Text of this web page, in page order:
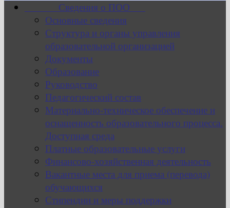
Сведения о ПОО
Основные сведения
Структура и органы управления
образовательной организацией
Документы
Образование
Руководство
Педагогический состав
Материально-техническое обеспечение и
оснащенность образовательного процесса.
Доступная среда
Платные образовательные услуги
Финансово-хозяйственная деятельность
Вакантные места для приема (перевода)
обучающихся
Стипендии и меры поддержки